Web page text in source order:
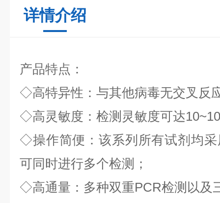
详情介绍
产品特点：
◇高特异性：与其他病毒无交叉反
◇高灵敏度：检测灵敏度可达
◇操作简便：该系列所有试剂均
可同时进行多个检测；
◇高通量：多种双重PCR检测以及